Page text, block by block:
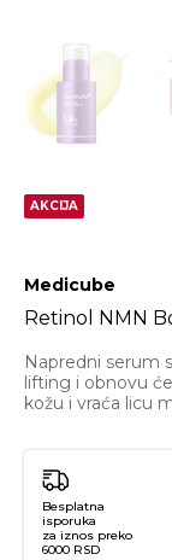
AKCIJA
Medicube
Retinol NMN
Napredni serum
lifting i obnovu
kožu i vraća licu
Besplatna
isporuka
za iznos preko
6000 RSD